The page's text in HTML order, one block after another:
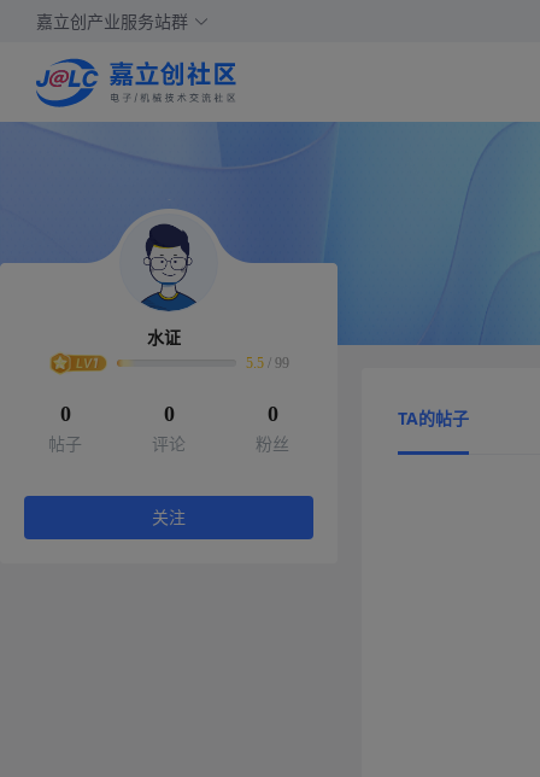
嘉立创产业服务站群
水证
5.5 / 99
0
帖子
0
评论
0
粉丝
关注
TA的帖子